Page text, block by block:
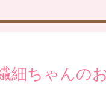
細ちゃんの